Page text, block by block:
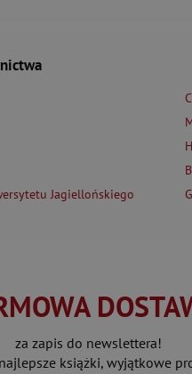
Jagiellońskiego
za zapis do newslettera!
książki, wyjątkowe